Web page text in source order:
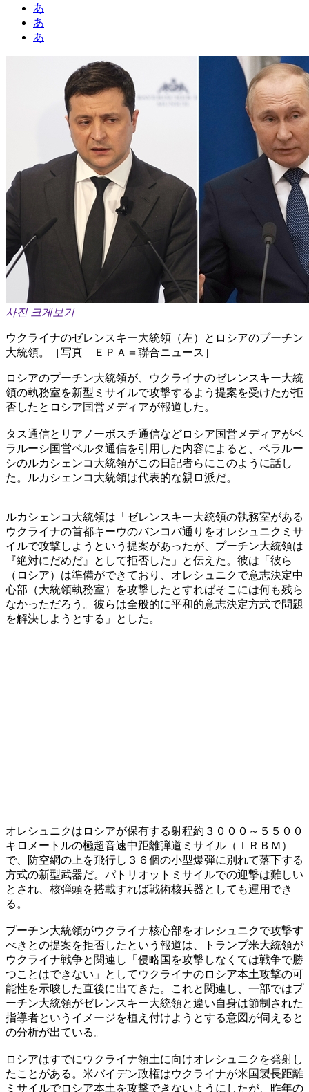
あ
あ
あ
사진 크게보기
ウクライナのゼレンスキー大統領（左）とロシアのプーチン
大統領。［写真 ＥＰＡ＝聯合ニュース］
ロシアのプーチン大統領が、ウクライナのゼレンスキー大統
領の執務室を新型ミサイルで攻撃するよう提案を受けたが拒
否したとロシア国営メディアが報道した。
タス通信とリアノーボスチ通信などロシア国営メディアがベ
ラルーシ国営ベルタ通信を引用した内容によると、ベラルー
シのルカシェンコ大統領がこの日記者らにこのように話し
た。ルカシェンコ大統領は代表的な親ロ派だ。
ルカシェンコ大統領は「ゼレンスキー大統領の執務室がある
ウクライナの首都キーウのバンコバ通りをオレシュニクミサ
イルで攻撃しようという提案があったが、プーチン大統領は
『絶対にだめだ』として拒否した」と伝えた。彼は「彼ら
（ロシア）は準備ができており、オレシュニクで意志決定中
心部（大統領執務室）を攻撃したとすればそこには何も残ら
なかっただろう。彼らは全般的に平和的意志決定方式で問題
を解決しようとする」とした。
オレシュニクはロシアが保有する射程約３０００～５５００
キロメートルの極超音速中距離弾道ミサイル（ＩＲＢＭ）
で、防空網の上を飛行し３６個の小型爆弾に別れて落下する
方式の新型武器だ。パトリオットミサイルでの迎撃は難しい
とされ、核弾頭を搭載すれば戦術核兵器としても運用でき
る。
プーチン大統領がウクライナ核心部をオレシュニクで攻撃す
べきとの提案を拒否したという報道は、トランプ米大統領が
ウクライナ戦争と関連し「侵略国を攻撃しなくては戦争で勝
つことはできない」としてウクライナのロシア本土攻撃の可
能性を示唆した直後に出てきた。これと関連し、一部ではプ
ーチン大統領がゼレンスキー大統領と違い自身は節制された
指導者というイメージを植え付けようとする意図が伺えると
の分析が出ている。
ロシアはすでにウクライナ領土に向けオレシュニクを発射し
たことがある。米バイデン政権はウクライナが米国製長距離
ミサイルでロシア本土を攻撃できないようにしたが、昨年の